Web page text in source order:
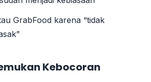
GrabFood karena “tidak
Kebocoran